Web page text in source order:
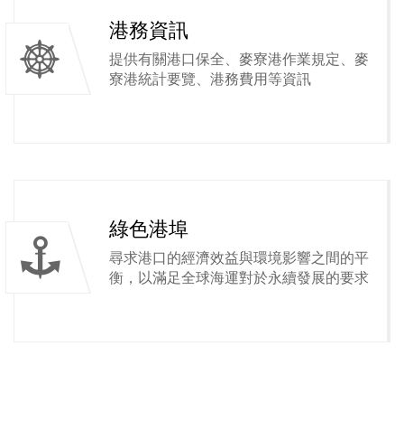
港務資訊
提供有關港口保全、麥寮港作業規定、麥
寮港統計要覽、港務費用等資訊
綠色港埠
尋求港口的經濟效益與環境影響之間的平
衡，以滿足全球海運對於永續發展的要求